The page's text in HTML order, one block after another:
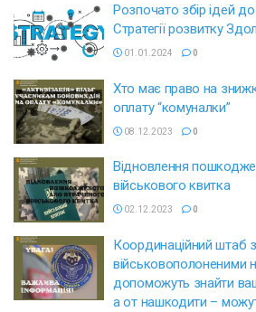
Розпочато збір ідей до
Стратегії розвитку
01.01.2024 0
Хто має право на
оплату “комуналки”
08.12.2023 0
Відновлення
військового квитка
02.12.2023 0
Координаційний штаб
військовополоненими
допоможуть знайти
а от нашкодити –